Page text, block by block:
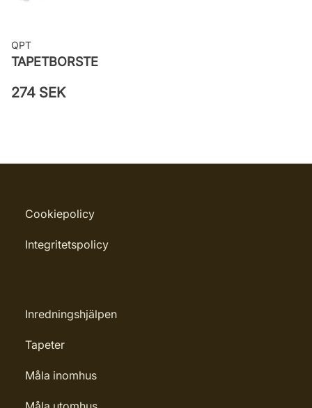
QPT
TAPETBORSTE
274 SEK
Cookiepolicy
Integritetspolicy
Inredningshjälpen
Tapeter
Måla inomhus